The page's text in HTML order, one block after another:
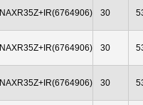
NAXR35Z+IR(6764906) 30
NAXR35Z+IR(6764906) 30
NAXR35Z+IR(6764906) 30